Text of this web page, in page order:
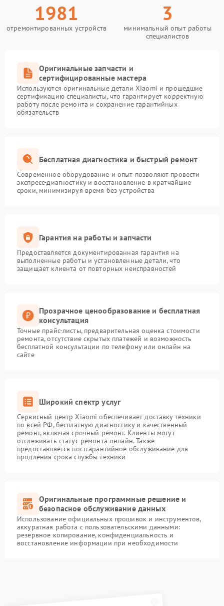
1981
отремонтированных устройств
3
минимальный опыт работы
специалистов
Оригинальные запчасти и
сертифицированные мастера
Используются оригинальные детали Xiaomi и прошедшие
сертификацию специалисты, что гарантирует корректную
работу после ремонта и сохранение гарантийных
обязательств
Бесплатная диагностика и быстрый ремонт
Современное оборудование и опыт позволяют провести
экспресс-диагностику и восстановление в кратчайшие
сроки, минимизируя время без устройства
Гарантия на работы и запчасти
Предоставляется документированная гарантия на
выполненные работы и установленные детали, что
защищает клиента от повторных неисправностей
Прозрачное ценообразование и бесплатная
консультация
Точные прайс-листы, предварительная оценка стоимости
ремонта, отсутствие скрытых платежей и возможность
бесплатной консультации по телефону или онлайн на
сайте
Широкий спектр услуг
Сервисный центр Xiaomi обеспечивает доставку техники
по всей РФ, бесплатную диагностику и качественный
ремонт, включая срочный ремонт. Клиенты могут
отслеживать статус ремонта онлайн. Также
предоставляется постгарантийное обслуживание для
продления срока службы техники
Оригинальные программные решение и
безопасное обслуживание данных
Использование официальных прошивок и инструментов,
аккуратная работа с пользовательскими данными:
резервное копирование, конфиденциальность и
восстановление информации при необходимости